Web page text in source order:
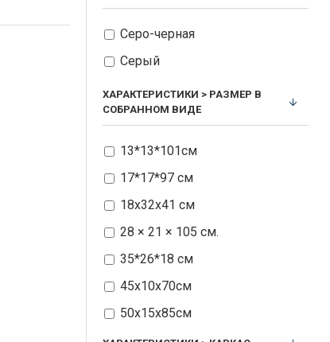
193*65*35см
200х70х31 см
205х90х35см
210*80*35см
Размеры cтола
стол
Серо-черная
Серый
ХАРАКТЕРИСТИКИ > РАЗМЕР В
СОБРАННОМ ВИДЕ
13*13*101см
17*17*97 см
18х32х41 см
28 × 21 × 105 см.
35*26*18 см
45х10х70см
50х15х85см